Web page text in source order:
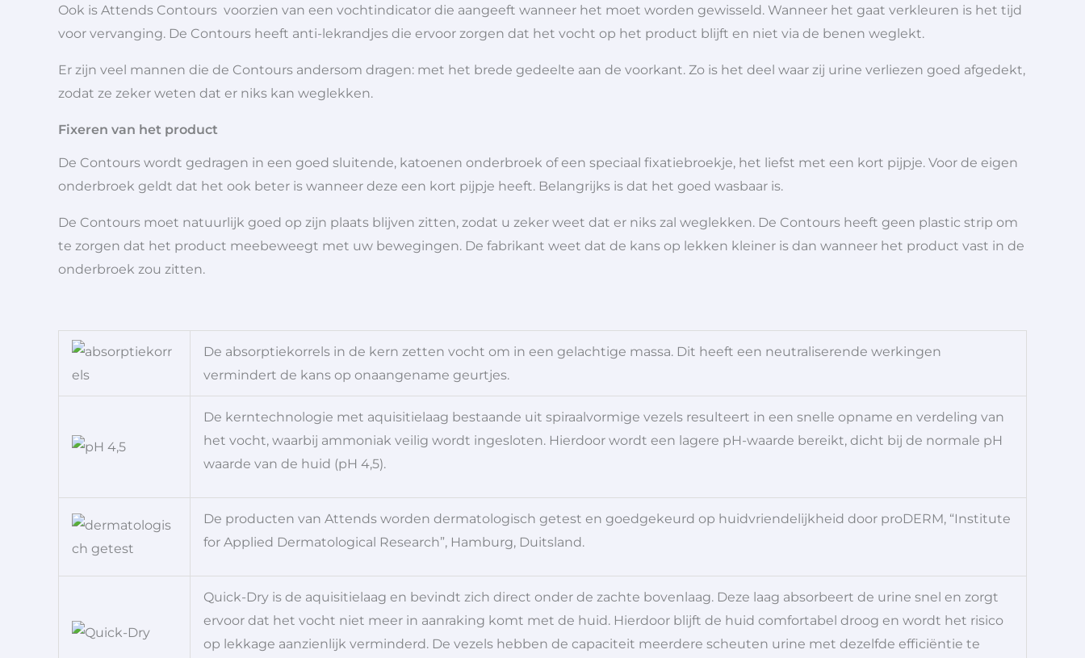
Ook is Attends Contours voorzien van een vochtindicator die aangeeft wanneer het moet worden gewisseld. Wanneer het gaat verkleuren is het tijd
voor vervanging. De Contours heeft anti-lekrandjes die ervoor zorgen dat het vocht op het product blijft en niet via de benen weglekt.
Er zijn veel mannen die de Contours andersom dragen: met het brede gedeelte aan de voorkant. Zo is het deel waar zij urine verliezen goed afgedekt,
zodat ze zeker weten dat er niks kan weglekken.
Fixeren van het product
De Contours wordt gedragen in een goed sluitende, katoenen onderbroek of een speciaal fixatiebroekje, het liefst met een kort pijpje. Voor de eigen
onderbroek geldt dat het ook beter is wanneer deze een kort pijpje heeft. Belangrijks is dat het goed wasbaar is.
De Contours moet natuurlijk goed op zijn plaats blijven zitten, zodat u zeker weet dat er niks zal weglekken. De Contours heeft geen plastic strip om
te zorgen dat het product meebeweegt met uw bewegingen. De fabrikant weet dat de kans op lekken kleiner is dan wanneer het product vast in de
onderbroek zou zitten.
De absorptiekorrels in de kern zetten vocht om in een gelachtige massa. Dit heeft een neutraliserende werkingen
vermindert de kans op onaangename geurtjes.
De kerntechnologie met aquisitielaag bestaande uit spiraalvormige vezels resulteert in een snelle opname en verdeling van
het vocht, waarbij ammoniak veilig wordt ingesloten. Hierdoor wordt een lagere pH-waarde bereikt, dicht bij de normale pH
waarde van de huid (pH 4,5).
De producten van Attends worden dermatologisch getest en goedgekeurd op huidvriendelijkheid door proDERM, “Institute
for Applied Dermatological Research”, Hamburg, Duitsland.
Quick-Dry is de aquisitielaag en bevindt zich direct onder de zachte bovenlaag. Deze laag absorbeert de urine snel en zorgt
ervoor dat het vocht niet meer in aanraking komt met de huid. Hierdoor blijft de huid comfortabel droog en wordt het risico
op lekkage aanzienlijk verminderd. De vezels hebben de capaciteit meerdere scheuten urine met dezelfde efficiëntie te